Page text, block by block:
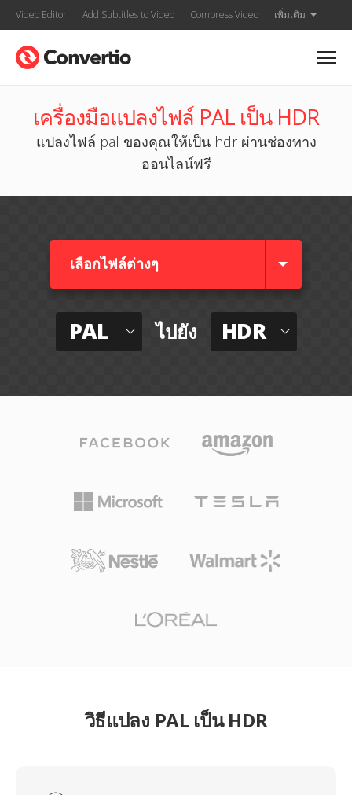
Video Editor Add Subtitles to Video Compress Video เพิ่มเติม
เครื่องมือแปลงไฟล์ PAL เป็น HDR
แปลงไฟล์ pal ของคุณให้เป็น hdr ผ่านช่องทาง
ออนไลน์ฟรี
เลือกไฟล์ต่างๆ​
PAL ไปยัง HDR
วิธีแปลง PAL เป็น HDR